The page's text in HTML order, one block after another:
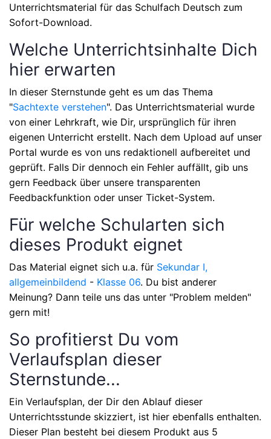
Unterrichtsmaterial für das Schulfach Deutsch zum
Sofort-Download.
Welche Unterrichtsinhalte Dich
hier erwarten
In dieser Sternstunde geht es um das Thema
"Sachtexte verstehen". Das Unterrichtsmaterial wurde
von einer Lehrkraft, wie Dir, ursprünglich für ihren
eigenen Unterricht erstellt. Nach dem Upload auf unser
Portal wurde es von uns redaktionell aufbereitet und
geprüft. Falls Dir dennoch ein Fehler auffällt, gib uns
gern Feedback über unsere transparenten
Feedbackfunktion oder unser Ticket-System.
Für welche Schularten sich
dieses Produkt eignet
Das Material eignet sich u.a. für Sekundar I,
allgemeinbildend - Klasse 06. Du bist anderer
Meinung? Dann teile uns das unter "Problem melden"
gern mit!
So profitierst Du vom
Verlaufsplan dieser
Sternstunde...
Ein Verlaufsplan, der Dir den Ablauf dieser
Unterrichtsstunde skizziert, ist hier ebenfalls enthalten.
Dieser Plan besteht bei diesem Produkt aus 5